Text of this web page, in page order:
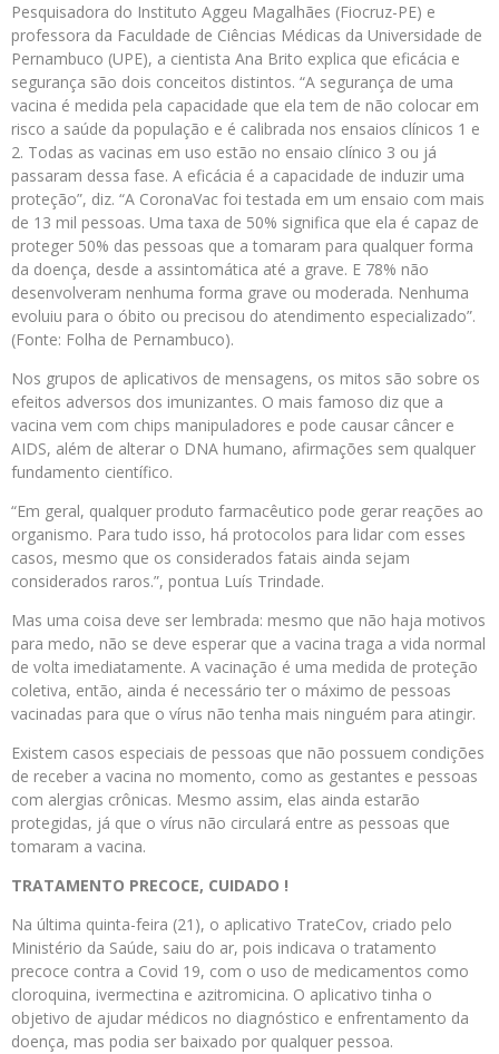
Pesquisadora do Instituto Aggeu Magalhães (Fiocruz-PE) e
professora da Faculdade de Ciências Médicas da Universidade de
Pernambuco (UPE), a cientista Ana Brito explica que eficácia e
segurança são dois conceitos distintos. “A segurança de uma
vacina é medida pela capacidade que ela tem de não colocar em
risco a saúde da população e é calibrada nos ensaios clínicos 1 e
2. Todas as vacinas em uso estão no ensaio clínico 3 ou já
passaram dessa fase. A eficácia é a capacidade de induzir uma
proteção”, diz. “A CoronaVac foi testada em um ensaio com mais
de 13 mil pessoas. Uma taxa de 50% significa que ela é capaz de
proteger 50% das pessoas que a tomaram para qualquer forma
da doença, desde a assintomática até a grave. E 78% não
desenvolveram nenhuma forma grave ou moderada. Nenhuma
evoluiu para o óbito ou precisou do atendimento especializado”.
(Fonte: Folha de Pernambuco).
Nos grupos de aplicativos de mensagens, os mitos são sobre os
efeitos adversos dos imunizantes. O mais famoso diz que a
vacina vem com chips manipuladores e pode causar câncer e
AIDS, além de alterar o DNA humano, afirmações sem qualquer
fundamento científico.
“Em geral, qualquer produto farmacêutico pode gerar reações ao
organismo. Para tudo isso, há protocolos para lidar com esses
casos, mesmo que os considerados fatais ainda sejam
considerados raros.”, pontua Luís Trindade.
Mas uma coisa deve ser lembrada: mesmo que não haja motivos
para medo, não se deve esperar que a vacina traga a vida normal
de volta imediatamente. A vacinação é uma medida de proteção
coletiva, então, ainda é necessário ter o máximo de pessoas
vacinadas para que o vírus não tenha mais ninguém para atingir.
Existem casos especiais de pessoas que não possuem condições
de receber a vacina no momento, como as gestantes e pessoas
com alergias crônicas. Mesmo assim, elas ainda estarão
protegidas, já que o vírus não circulará entre as pessoas que
tomaram a vacina.
TRATAMENTO PRECOCE, CUIDADO !
Na última quinta-feira (21), o aplicativo TrateCov, criado pelo
Ministério da Saúde, saiu do ar, pois indicava o tratamento
precoce contra a Covid 19, com o uso de medicamentos como
cloroquina, ivermectina e azitromicina. O aplicativo tinha o
objetivo de ajudar médicos no diagnóstico e enfrentamento da
doença, mas podia ser baixado por qualquer pessoa.